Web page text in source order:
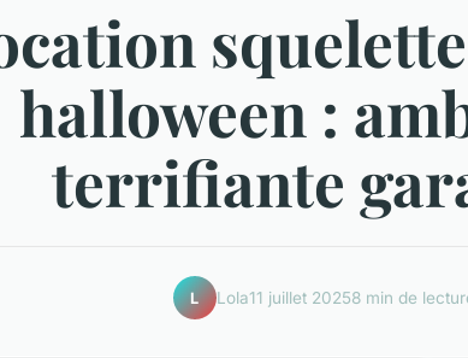
halloween :
terrifiante
L Lola11 juillet 20258 min de